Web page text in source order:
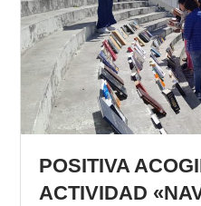
VIDEOS
GALERIA DE FOTOS
APP MÓVIL
POSITIVA
ACTIVIDAD